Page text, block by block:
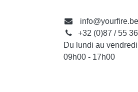
+32 (0)87 / 55
Du lundi au vendredi
09h00 - 17h00